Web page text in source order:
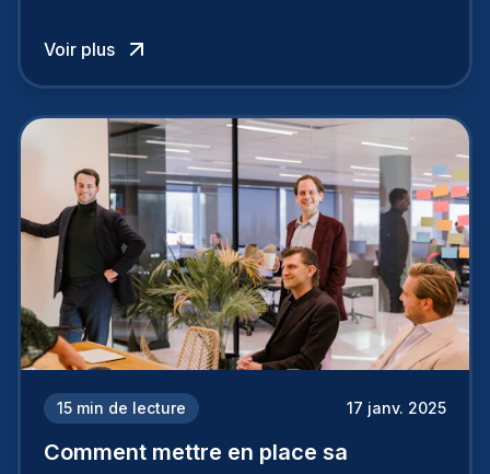
à perdre les meilleurs profils.
Voir plus
15 min de lecture 17 janv. 2025
Comment mettre en place sa